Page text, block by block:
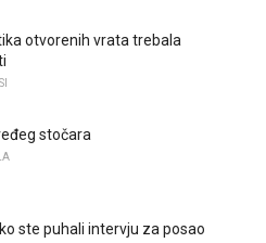
otvorenih vrata trebala
stočara
ste puhali intervju za posao